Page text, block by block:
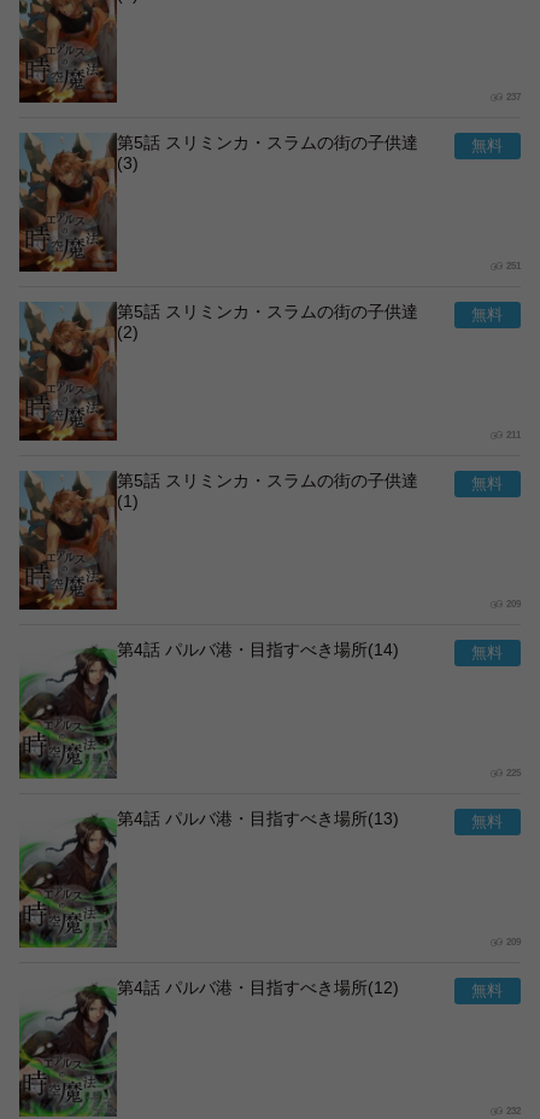
237
第5話 スリミンカ・スラムの街の子供達
(3)
251
第5話 スリミンカ・スラムの街の子供達
(2)
211
第5話 スリミンカ・スラムの街の子供達
(1)
209
第4話 パルバ港・目指すべき場所(14)
225
第4話 パルバ港・目指すべき場所(13)
209
第4話 パルバ港・目指すべき場所(12)
232